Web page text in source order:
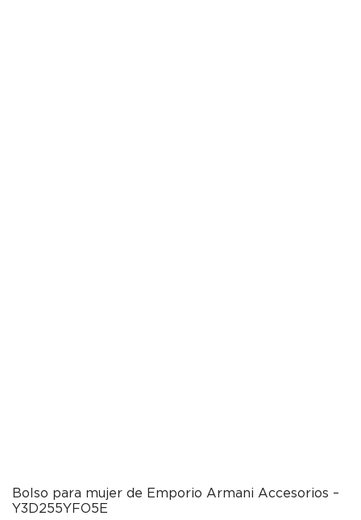
Bolso para mujer de Emporio Armani Accesorios –
Y3D255YFO5E